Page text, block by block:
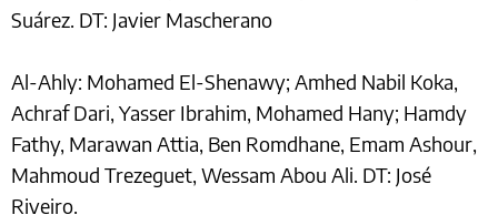
Suárez. DT: Javier Mascherano
Al-Ahly: Mohamed El-Shenawy; Amhed Nabil Koka,
Achraf Dari, Yasser Ibrahim, Mohamed Hany; Hamdy
Fathy, Marawan Attia, Ben Romdhane, Emam Ashour,
Mahmoud Trezeguet, Wessam Abou Ali. DT: José
Riveiro.